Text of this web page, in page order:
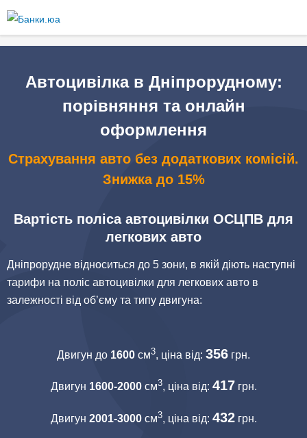
основного
Автоцивілка в Дніпрорудному:
порівняння та онлайн
оформлення
Страхування авто без додаткових комісій.
Знижка до 15%
Вартість поліса автоцивілки ОСЦПВ для
легкових авто
Дніпрорудне відноситься до 5 зони, в якій діють наступні
тарифи на поліс автоцивілки для легкових авто в
залежності від об’єму та типу двигуна:
Двигун до 1600 см3, ціна від: 356 грн.
Двигун 1600-2000см3, ціна від: 417 грн.
Двигун 2001-3000см3, ціна від: 432грн.